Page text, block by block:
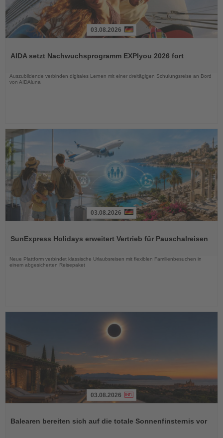
die
03.08.2026
AIDA setzt Nachwuchsprogramm EXPIyou 2026 fort
Auszubildende verbinden digitales Lernen mit einer dreitägigen Schulungsreise an Bord
von AIDAluna
die
03.08.2026
SunExpress Holidays erweitert Vertrieb für Pauschalreisen
Neue Plattform verbindet klassische Urlaubsreisen mit flexiblen Familienbesuchen in
einem abgesicherten Reisepaket
die
03.08.2026
Balearen bereiten sich auf die totale Sonnenfinsternis vor